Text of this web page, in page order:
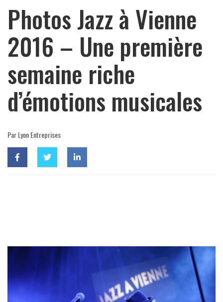
Photos Jazz à Vienne
2016 – Une première
semaine riche
d’émotions musicales
Par Lyon Entreprises